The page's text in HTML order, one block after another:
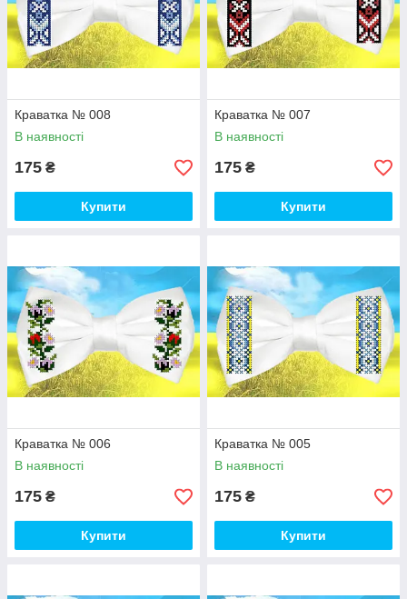
вишивки, та орнамент, вишити бісером чи нитками. Друк
повно колірних схем проводитися на атласі чи габардині
білого кольору, габардині кольоровому, льон-габардині,
домотканому полотні. За бажанням замовника може бути
змінений розмір виробу, замінені кольори, або внесені інші
Краватка № 008
В наявності
175 ₴
Купити
Краватка № 007
В наявності
175 ₴
Купити
Краватка № 006
В наявності
175 ₴
Купити
Краватка № 005
В наявності
175 ₴
Купити